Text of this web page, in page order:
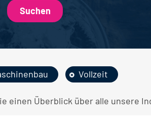
Vollzeit
einen Überblick über alle unsere